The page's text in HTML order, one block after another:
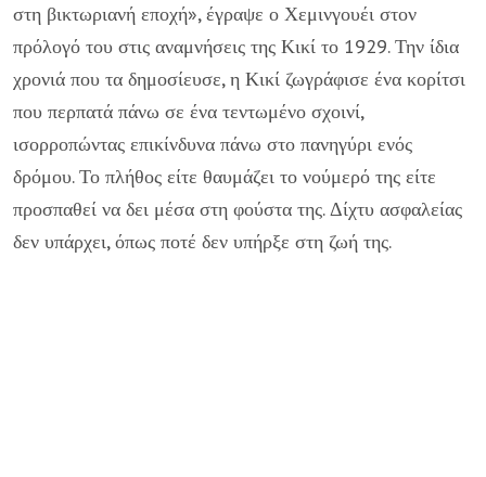
στη βικτωριανή εποχή», έγραψε ο Χεμινγουέι στον
πρόλογό του στις αναμνήσεις της Κικί το 1929. Την ίδια
χρονιά που τα δημοσίευσε, η Κικί ζωγράφισε ένα κορίτσι
που περπατά πάνω σε ένα τεντωμένο σχοινί,
ισορροπώντας επικίνδυνα πάνω στο πανηγύρι ενός
δρόμου. Το πλήθος είτε θαυμάζει το νούμερό της είτε
προσπαθεί να δει μέσα στη φούστα της. Δίχτυ ασφαλείας
δεν υπάρχει, όπως ποτέ δεν υπήρξε στη ζωή της.